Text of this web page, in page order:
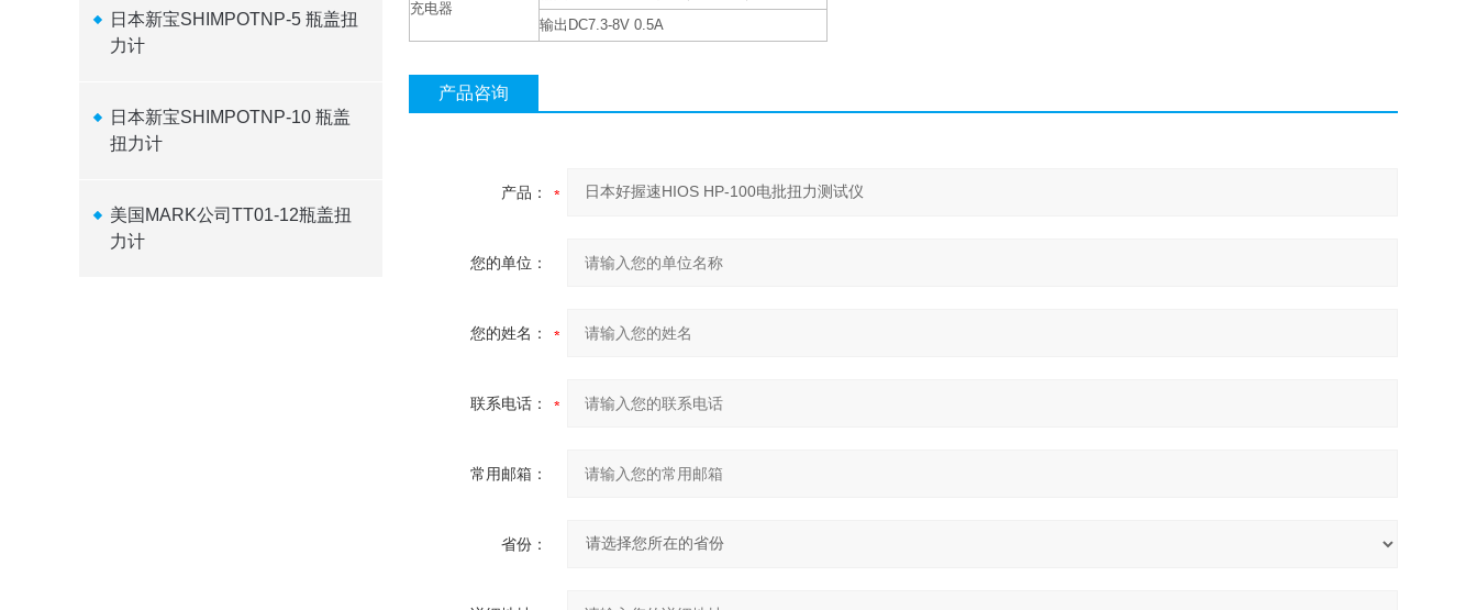
日本新宝SHIMPOTNP-5 瓶盖扭
力计
日本新宝SHIMPOTNP-10 瓶盖
扭力计
美国MARK公司TT01-12瓶盖扭
力计
充电器
输出DC7.3-8V 0.5A
产品咨询
产品：
您的单位：
您的姓名：
联系电话：
常用邮箱：
省份：